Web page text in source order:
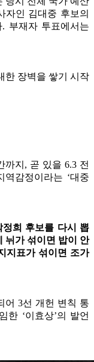
자인 김대중 후보의
부재자 투표에서는
한 장벽을 쌓기 시작
까지, 곧 있을 6.3 전
감정이라는 ‘대중
정희 후보를 다시 뽑
뉘가 섞이면 밥이 안
지표가 섞이면 조가
어 3선 개헌 변칙 통
한 ‘이효상’의 발언